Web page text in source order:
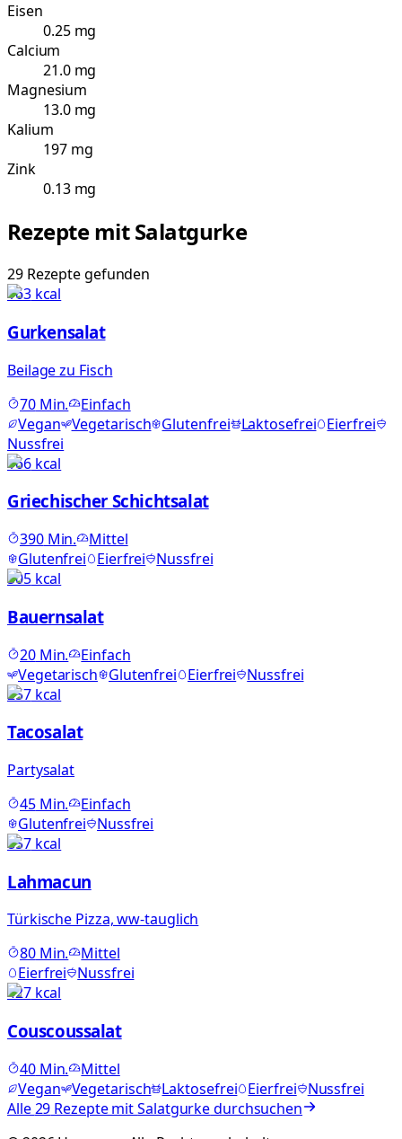
Eisen
0.25 mg
Calcium
21.0 mg
Magnesium
13.0 mg
Kalium
197 mg
Zink
0.13 mg
Rezepte mitSalatgurke
29 Rezeptegefunden
163kcal
Gurkensalat
Beilage zu Fisch
70Min.
Einfach
Vegan Vegetarisch Glutenfrei Laktosefrei Eierfrei
Nussfrei
166kcal
Griechischer Schichtsalat
390Min.
Mittel
Glutenfrei
Eierfrei
Nussfrei
505kcal
Bauernsalat
20Min.
Einfach
Vegetarisch
Glutenfrei Eierfrei
Nussfrei
257kcal
Tacosalat
Partysalat
45Min.
Einfach
Glutenfrei
Nussfrei
857kcal
Lahmacun
Türkische Pizza, ww-tauglich
80Min.
Mittel
Eierfrei
Nussfrei
427kcal
Couscoussalat
40Min.
Mittel
Vegan Vegetarisch Laktosefrei Eierfrei
Nussfrei
Alle29 Rezepte mitSalatgurkedurchsuchen